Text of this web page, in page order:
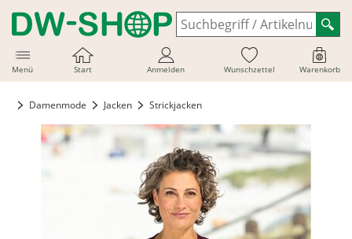
Menü Start Anmelden Wunschzettel Warenkorb
Damenmode Jacken Strickjacken